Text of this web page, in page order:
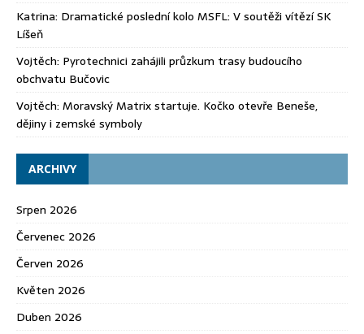
Katrina: Dramatické poslední kolo MSFL: V soutěži vítězí SK
Líšeň
Vojtěch: Pyrotechnici zahájili průzkum trasy budoucího
obchvatu Bučovic
Vojtěch: Moravský Matrix startuje. Kočko otevře Beneše,
dějiny i zemské symboly
ARCHIVY
Srpen 2026
Červenec 2026
Červen 2026
Květen 2026
Duben 2026